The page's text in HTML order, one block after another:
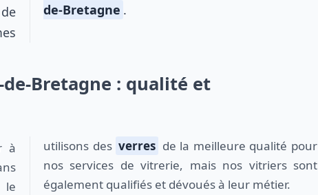
de-Bretagne .
Bretagne : qualité et
utilisons des verres de la meilleure qualité pour
nos services de vitrerie, mais nos vitriers sont
également qualifiés et dévoués à leur métier.